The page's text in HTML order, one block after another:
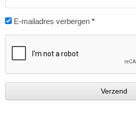
E-mailadres verbergen *